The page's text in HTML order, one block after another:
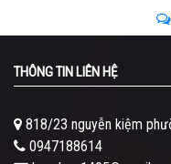
THÔNG TIN LIÊN HỆ
818/23 nguyễn kiệm
0947188614